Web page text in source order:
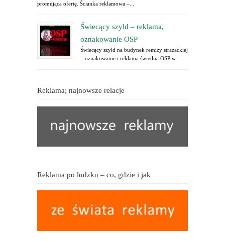
promująca ofertę. Ścianka reklamowa –...
Świecący szyld – reklama,
oznakowanie OSP
Świecący szyld na budynek remizy strażackiej
– oznakowanie i reklama świetlna OSP w...
Reklama; najnowsze relacje
Reklama po ludzku – co, gdzie i jak